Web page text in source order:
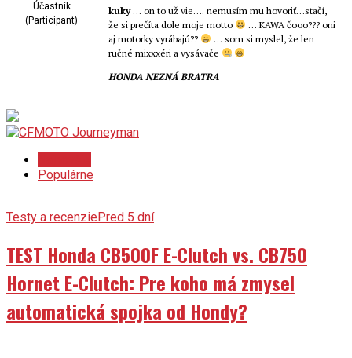
Účastník
(Participant)
kuky… on to už vie…. nemusím mu hovoriť…stačí,
že si prečíta dole moje motto
… KAWA čooo??? oni
aj motorky vyrábajú??
… som si myslel, že len
ručné mixxxéri a vysávače
HONDA NEZNÁ BRATRA
Populárne
Testy a recenziePred 5 dní
TEST Honda CB500F E-Clutch vs. CB750
Hornet E-Clutch: Pre koho má zmysel
automatická spojka od Hondy?